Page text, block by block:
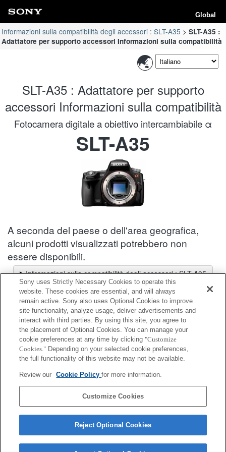
Global
Informazioni sulla compatibilità degli accessori : SLT-A35
SLT-A35 :
Adattatore per supporto accessori Informazioni sulla compatibilità
SLT-A35 : Adattatore per supporto
accessori Informazioni sulla compatibilità
Fotocamera digitale a obiettivo intercambiabile α
SLT-A35
A seconda del paese o dell'area geografica,
alcuni prodotti visualizzati potrebbero non
essere disponibili.
Informazioni sulla compatibilità degli accessori : SLT-A35
Selettore obiettivi
Seleziona un obiettivo consigliato per le foto che desideri scattare
Adattatore per supporto accessori
Completamente compatibile
ADP-AMA
Sony uses Strictly Necessary Cookies to operate this
website. These cookies are essential, and will always
remain active. Sony also uses Optional Cookies to improve
site functionality, analyze usage, deliver advertisements and
interact with third parties. By using this site, you agree to
the placement of Optional Cookies. You can manage your
cookie preferences at any time by clicking "Customize
Cookies." Depending on your selected cookie preferences,
the full functionality of this website may not be available.
Review our Cookie Policyfor more information.
Customize Cookies
Reject Optional Cookies